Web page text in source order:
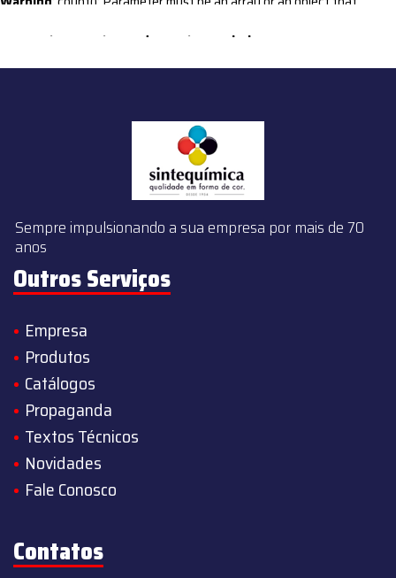
content/themes/sintequimica/index.php
Sempre impulsionando a sua empresa por mais de 70
anos
Outros Serviços
Empresa
Produtos
Catálogos
Propaganda
Textos Técnicos
Novidades
Fale Conosco
Contatos